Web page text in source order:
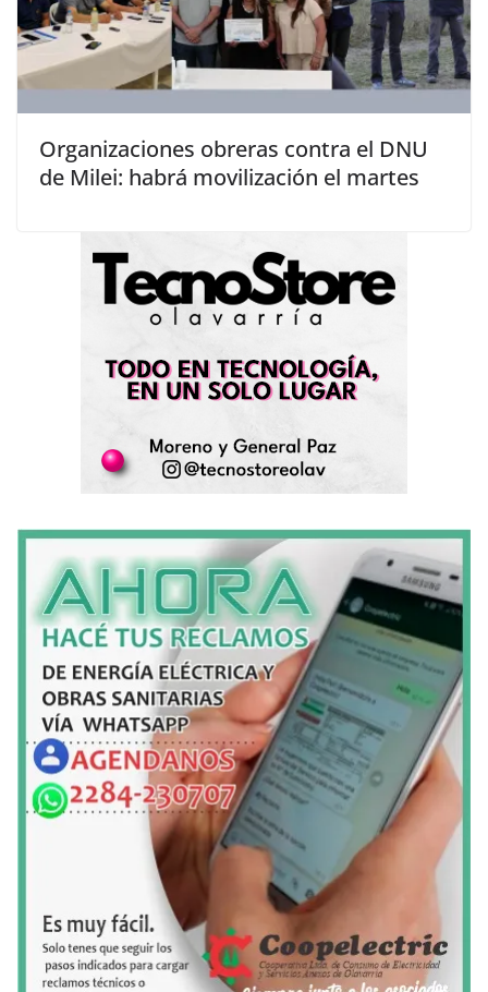
Organizaciones obreras contra el DNU
de Milei: habrá movilización el martes